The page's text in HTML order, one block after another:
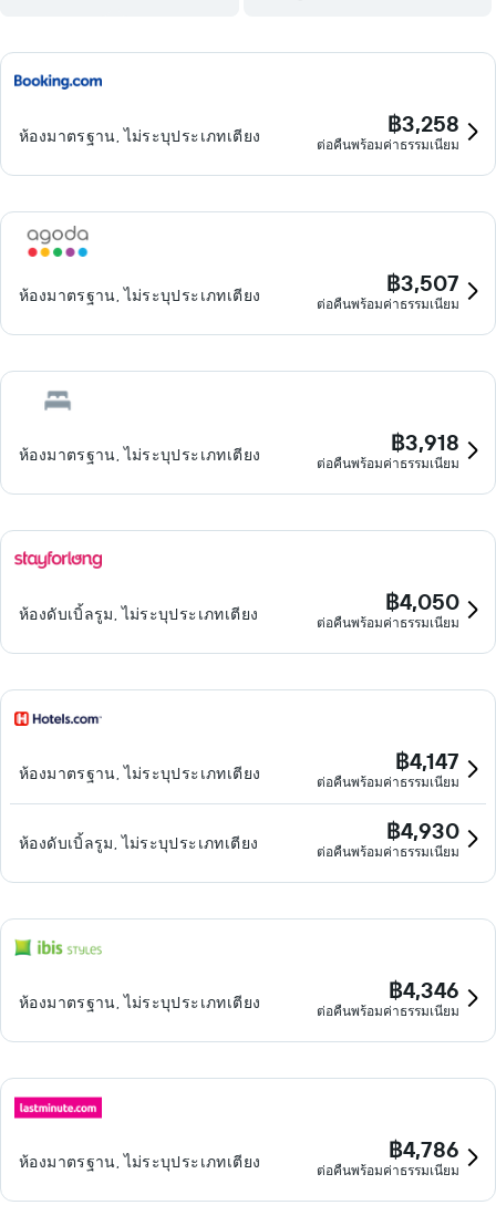
ห้องมาตรฐาน, ไม่ระบุประเภทเตียง ฿3,258
ต่อคืนพร้อมค่าธรรมเนียม
ห้องมาตรฐาน, ไม่ระบุประเภทเตียง ฿3,507
ต่อคืนพร้อมค่าธรรมเนียม
ห้องมาตรฐาน, ไม่ระบุประเภทเตียง ฿3,918
ต่อคืนพร้อมค่าธรรมเนียม
ห้องดับเบิ้ลรูม, ไม่ระบุประเภทเตียง ฿4,050
ต่อคืนพร้อมค่าธรรมเนียม
ห้องมาตรฐาน, ไม่ระบุประเภทเตียง ฿4,147
ต่อคืนพร้อมค่าธรรมเนียม
ห้องดับเบิ้ลรูม, ไม่ระบุประเภทเตียง ฿4,930
ต่อคืนพร้อมค่าธรรมเนียม
ห้องมาตรฐาน, ไม่ระบุประเภทเตียง ฿4,346
ต่อคืนพร้อมค่าธรรมเนียม
ห้องมาตรฐาน, ไม่ระบุประเภทเตียง ฿4,786
ต่อคืนพร้อมค่าธรรมเนียม